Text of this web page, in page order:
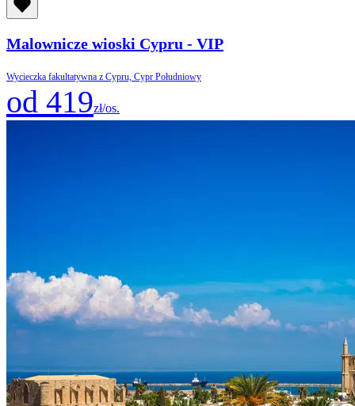
Malownicze wioski Cypru - VIP
Wycieczka fakultatywna z Cypru, Cypr Południowy
od 419zł/os.